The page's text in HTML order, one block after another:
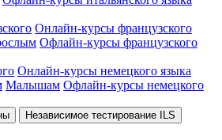
Онлайн-курсы французского
Офлайн-курсы французского
Онлайн-курсы немецкого языка
Малышам Офлайн-курсы немецкого
Независимое тестирование ILS